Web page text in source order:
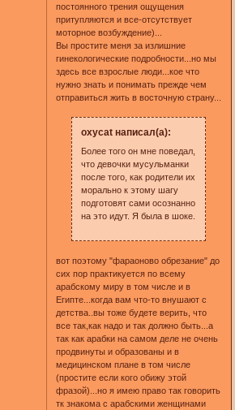
постоянного трения ощущения
притупляются и все-отсутствует
моторное возбуждение)...
Вы простите меня за излишние
гинекологические подробности...но мы
здесь все взрослые люди...кое что
нужно знать и понимать прежде чем
отправиться жить в восточную страну...
oxycat написал(а):
Более того он мне поведал,
что девочки мусульманки
после того, как родители их
морально к этому шагу
подготовят сами осознанно
на это идут. Я была в шоке.
вот поэтому "фараоново обрезание" до
сих пор практикуется по всему
арабскому миру в том числе и в
Египте...когда вам что-то внушают с
детства..вы тоже будете верить, что
все так,как надо и так должно быть...а
так как арабки на самом деле не очень
продвинуты и образованы и в
медицинском плане в том числе
(простите если кого обижу этой
фразой)...но я имею право так говорить
тк знакома с арабскими женщинами